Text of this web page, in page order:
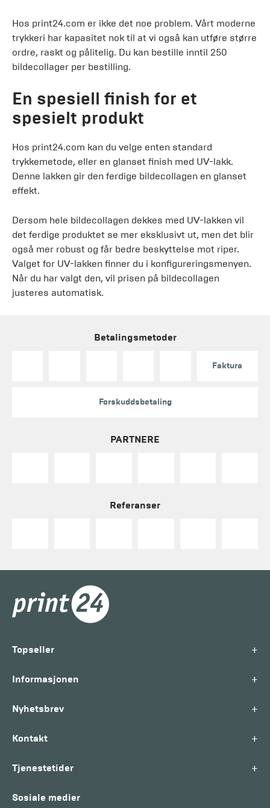
Hos print24.com er ikke det noe problem. Vårt moderne
trykkeri har kapasitet nok til at vi også kan utføre større
ordre, raskt og pålitelig. Du kan bestille inntil 250
bildecollager per bestilling.
En spesiell finish for et
spesielt produkt
Hos print24.com kan du velge enten standard
trykkemetode, eller en glanset finish med UV-lakk.
Denne lakken gir den ferdige bildecollagen en glanset
effekt.
Dersom hele bildecollagen dekkes med UV-lakken vil
det ferdige produktet se mer eksklusivt ut, men det blir
også mer robust og får bedre beskyttelse mot riper.
Valget for UV-lakken finner du i konfigureringsmenyen.
Når du har valgt den, vil prisen på bildecollagen
justeres automatisk.
Betalingsmetoder
Faktura
Forskuddsbetaling
PARTNERE
Referanser
Topseller +
Informasjonen +
Nyhetsbrev +
Kontakt +
Tjenestetider +
Sosiale medier